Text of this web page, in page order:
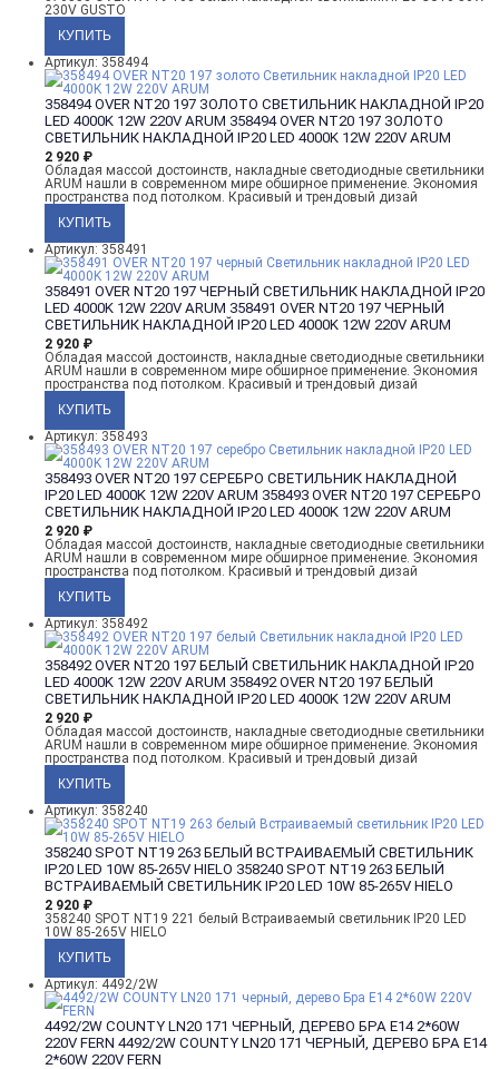
230V GUSTO
Артикул: 358494
358494 OVER NT20 197 ЗОЛОТО СВЕТИЛЬНИК НАКЛАДНОЙ IP20
LED 4000K 12W 220V ARUM 358494 OVER NT20 197 ЗОЛОТО
СВЕТИЛЬНИК НАКЛАДНОЙ IP20 LED 4000K 12W 220V ARUM
2 920 ₽
Обладая массой достоинств, накладные светодиодные светильники
ARUM нашли в современном мире обширное применение. Экономия
пространства под потолком. Красивый и трендовый дизай
Артикул: 358491
358491 OVER NT20 197 ЧЕРНЫЙ СВЕТИЛЬНИК НАКЛАДНОЙ IP20
LED 4000K 12W 220V ARUM 358491 OVER NT20 197 ЧЕРНЫЙ
СВЕТИЛЬНИК НАКЛАДНОЙ IP20 LED 4000K 12W 220V ARUM
2 920 ₽
Обладая массой достоинств, накладные светодиодные светильники
ARUM нашли в современном мире обширное применение. Экономия
пространства под потолком. Красивый и трендовый дизай
Артикул: 358493
358493 OVER NT20 197 СЕРЕБРО СВЕТИЛЬНИК НАКЛАДНОЙ
IP20 LED 4000K 12W 220V ARUM 358493 OVER NT20 197 СЕРЕБРО
СВЕТИЛЬНИК НАКЛАДНОЙ IP20 LED 4000K 12W 220V ARUM
2 920 ₽
Обладая массой достоинств, накладные светодиодные светильники
ARUM нашли в современном мире обширное применение. Экономия
пространства под потолком. Красивый и трендовый дизай
Артикул: 358492
358492 OVER NT20 197 БЕЛЫЙ СВЕТИЛЬНИК НАКЛАДНОЙ IP20
LED 4000K 12W 220V ARUM 358492 OVER NT20 197 БЕЛЫЙ
СВЕТИЛЬНИК НАКЛАДНОЙ IP20 LED 4000K 12W 220V ARUM
2 920 ₽
Обладая массой достоинств, накладные светодиодные светильники
ARUM нашли в современном мире обширное применение. Экономия
пространства под потолком. Красивый и трендовый дизай
Артикул: 358240
358240 SPOT NT19 263 БЕЛЫЙ ВСТРАИВАЕМЫЙ СВЕТИЛЬНИК
IP20 LED 10W 85-265V HIELO 358240 SPOT NT19 263 БЕЛЫЙ
ВСТРАИВАЕМЫЙ СВЕТИЛЬНИК IP20 LED 10W 85-265V HIELO
2 920 ₽
358240 SPOT NT19 221 белый Встраиваемый светильник IP20 LED
10W 85-265V HIELO
Артикул: 4492/2W
4492/2W COUNTY LN20 171 ЧЕРНЫЙ, ДЕРЕВО БРА E14 2*60W
220V FERN 4492/2W COUNTY LN20 171 ЧЕРНЫЙ, ДЕРЕВО БРА E14
2*60W 220V FERN